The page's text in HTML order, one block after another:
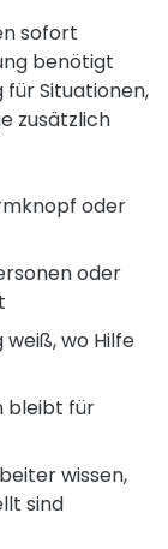
sofort
benötigt
Situationen,
zusätzlich
oder
oder
wo Hilfe
bleibt für
wissen,
sind